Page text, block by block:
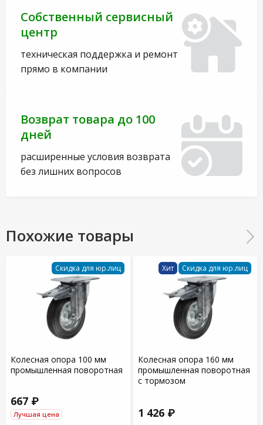
Собственный сервисный
центр
техническая поддержка и ремонт
прямо в компании
Возврат товара до 100
дней
расширенные условия возврата
без лишних вопросов
Похожие товары
Скидка для юр.лиц
Колесная опора 100 мм
промышленная поворотная
667 ₽
Лучшая цена
Хит Скидка для юр.лиц
Колесная опора 160 мм
промышленная поворотная
с тормозом
1 426 ₽